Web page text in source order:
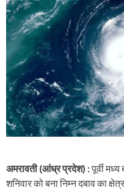
अमरावती (आंध्र प्रदेश) :पूर्वी
शनिवार को बना निम्न दबाव का